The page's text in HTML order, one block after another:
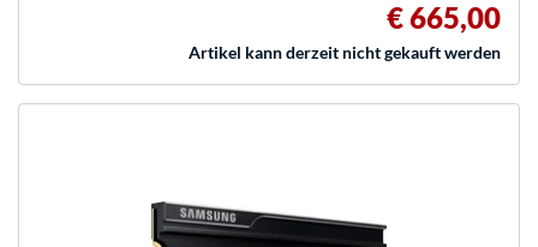
€ 665,00
Artikel kann derzeit nicht gekauft werden